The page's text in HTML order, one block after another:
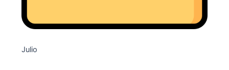
Julio